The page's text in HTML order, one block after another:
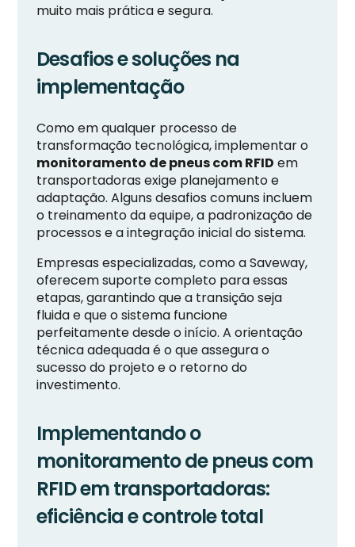
muito mais prática e segura.
Desafios e soluções na
implementação
Como em qualquer processo de
transformação tecnológica, implementar o
monitoramento de pneus com RFID em
transportadoras exige planejamento e
adaptação. Alguns desafios comuns incluem
o treinamento da equipe, a padronização de
processos e a integração inicial do sistema.
Empresas especializadas, como a Saveway,
oferecem suporte completo para essas
etapas, garantindo que a transição seja
fluida e que o sistema funcione
perfeitamente desde o início. A orientação
técnica adequada é o que assegura o
sucesso do projeto e o retorno do
investimento.
Implementando o
monitoramento de pneus com
RFID em transportadoras:
eficiência e controle total